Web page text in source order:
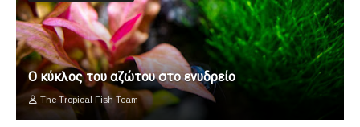
Ο κύκλος του αζώτου στο ενυδρείο
The Tropical Fish Team